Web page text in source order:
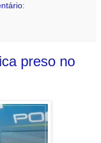
preso no